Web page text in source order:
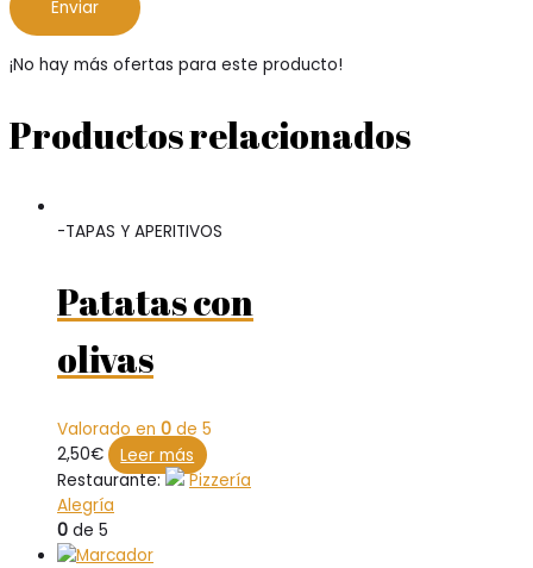
¡No hay más ofertas para este producto!
Productos relacionados
-TAPAS Y APERITIVOS
Patatas con
olivas
Valorado en 0 de 5
2,50€
Leer más
Restaurante:
Pizzería
Alegría
0 de 5